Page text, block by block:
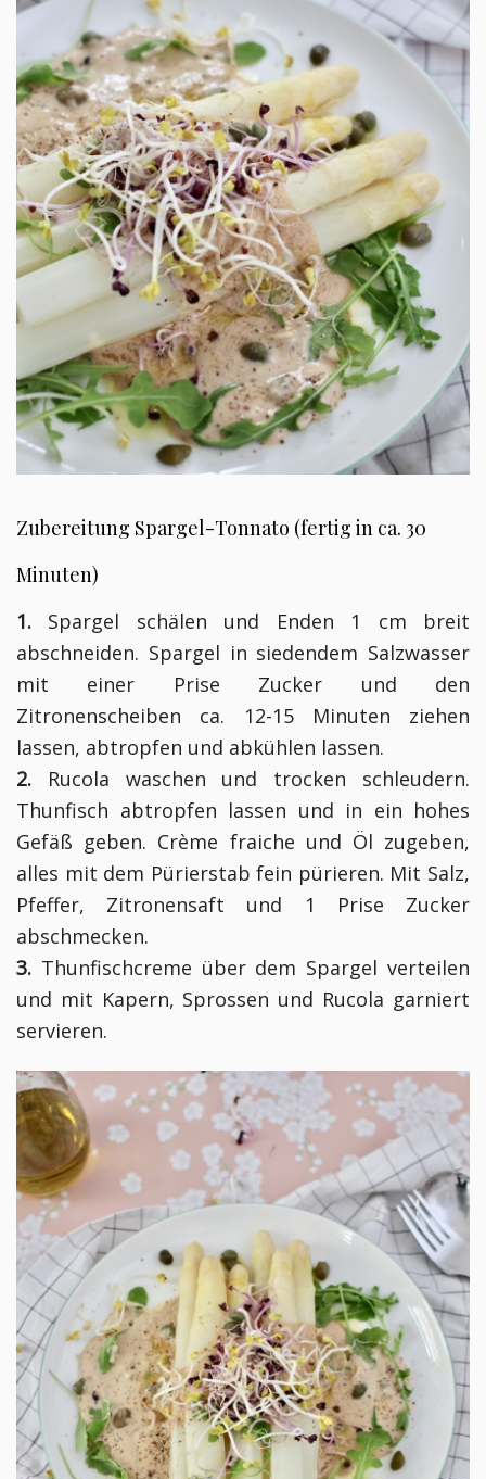
Zubereitung Spargel-Tonnato (fertig in ca. 30
Minuten)
1. Spargel schälen und Enden 1 cm breit
abschneiden. Spargel in siedendem Salzwasser
mit einer Prise Zucker und den
Zitronenscheiben ca. 12-15 Minuten ziehen
lassen, abtropfen und abkühlen lassen.
2. Rucola waschen und trocken schleudern.
Thunfisch abtropfen lassen und in ein hohes
Gefäß geben. Crème fraiche und Öl zugeben,
alles mit dem Pürierstab fein pürieren. Mit Salz,
Pfeffer, Zitronensaft und 1 Prise Zucker
abschmecken.
3. Thunfischcreme über dem Spargel verteilen
und mit Kapern, Sprossen und Rucola garniert
servieren.